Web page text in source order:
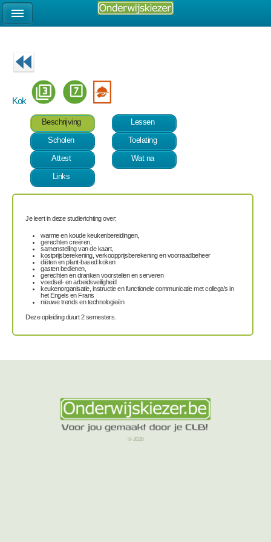
Kok
Beschrijving
Lessen
Scholen
Toelating
Attest
Wat na
Links
Je leert in deze studierichting over:
warme en koude keukenbereidingen,
gerechten creëren,
samenstelling van de kaart,
kostprijsberekening, verkoopprijsberekening en voorraadbeheer
diëten en plant-based koken
gasten bedienen,
gerechten en dranken voorstellen en serveren
voedsel- en arbeidsveiligheid
keukenorganisatie, instructie en functionele communicatie met collega’s in
het Engels en Frans
nieuwe trends en technologieën
Deze opleiding duurt 2 semesters.
© 2026